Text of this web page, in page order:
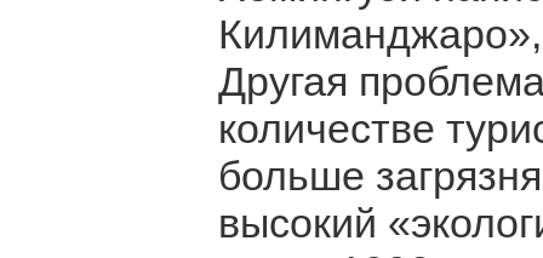
Другая
количестве
больше
высокий